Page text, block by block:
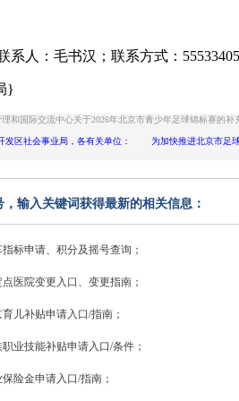
人：毛书汉；联系方式：55533405
}
和国际交流中心关于2026年北京市青少年足球锦标赛的补
发区社会事业局，各有关单位： 为加快推进北京市足球
输入关键词获得最新的相关信息：
标申请、积分及摇号查询；
医院变更入口、变更指南；
育儿补贴申请入口/指南；
业技能补贴申请入口/条件；
保险金申请入口/指南；